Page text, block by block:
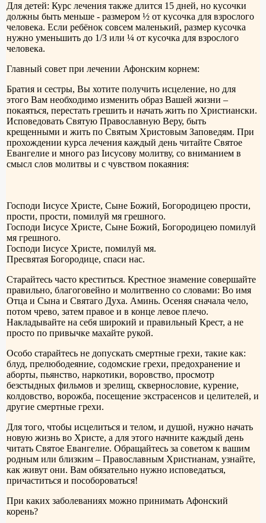
Для детей: Курс лечения также длится 15 дней, но кусочки
должны быть меньше - размером ½ от кусочка для взрослого
человека. Если ребёнок совсем маленький, размер кусочка
нужно уменьшить до 1/3 или ¼ от кусочка для взрослого
человека.
Главный совет при лечении Афонским корнем:
Братия и сестры, Вы хотите получить исцеление, но для
этого Вам необходимо изменить образ Вашей жизни –
покаяться, перестать грешить и начать жить по Христиански.
Исповедовать Святую Православную Веру, быть
крещенными и жить по Святым Христовым Заповедям. При
прохождении курса лечения каждый день читайте Святое
Евангелие и много раз Iисусову молитву, со вниманием в
смысл слов молитвы и с чувством покаяния:
Господи Iисусе Христе, Сыне Божий, Богородицею прости,
прости, прости, помилуй мя грешного.
Господи Iисусе Христе, Сыне Божий, Богородицею помилуй
мя грешного.
Господи Iисусе Христе, помилуй мя.
Пресвятая Богородице, спаси нас.
Старайтесь часто креститься. Крестное знамение совершайте
правильно, благоговейно и молитвенно со словами: Во имя
Отца и Сына и Святаго Духа. Аминь. Осеняя сначала чело,
потом чрево, затем правое и в конце левое плечо.
Накладывайте на себя широкий и правильный Крест, а не
просто по привычке махайте рукой.
Особо старайтесь не допускать смертные грехи, такие как:
блуд, прелюбодеяние, содомские грехи, предохранение и
аборты, пьянство, наркотики, воровство, просмотр
безстыдных фильмов и зрелищ, сквернословие, курение,
колдовство, ворожба, посещение экстрасенсов и целителей, и
другие смертные грехи.
Для того, чтобы исцелиться и телом, и душой, нужно начать
новую жизнь во Христе, а для этого начните каждый день
читать Святое Евангелие. Обращайтесь за советом к вашим
родным или близким – Православным Христианам, узнайте,
как живут они. Вам обязательно нужно исповедаться,
причаститься и пособороваться!
При каких заболеваниях можно принимать Афонский
корень?